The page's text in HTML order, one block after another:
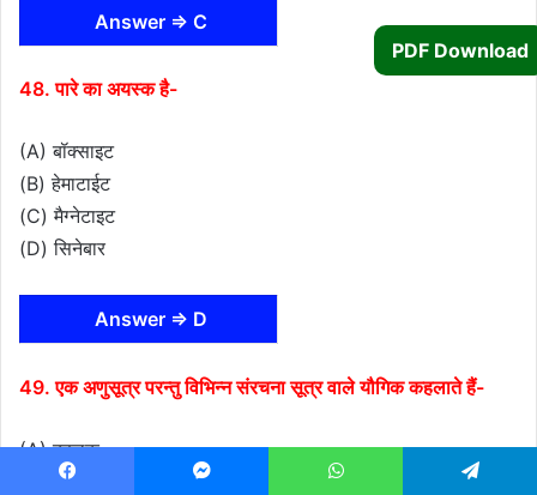
Answer ⇒ C
48. पारे का अयस्क है-
(A) बॉक्साइट
(B) हेमाटाईट
(C) मैग्नेटाइट
(D) सिनेबार
Answer ⇒ D
49. एक अणुसूत्र परन्तु विभिन्न संरचना सूत्र वाले यौगिक कहलाते हैं-
(A) बहुलक
(B) अपरूप
PDF Download